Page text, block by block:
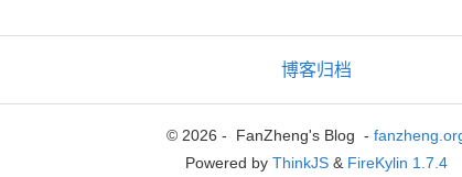
博客归档
© 2026 - FanZheng's Blog -
Powered by ThinkJS & FireKylin 1.7.4